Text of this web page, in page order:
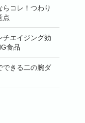
コレ！つわり
点
チエイジング効
食品
できる二の腕ダ